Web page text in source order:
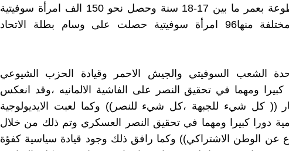
300 إمرأة متطوعة بعمر ما بين 17-18 سنة وحصل نحو 150 الف امرأة سوفيتية
على اوسمة مختلفة منها96 امرأة سوفيتية حصلت على وسام بطلة الاتحاد
الشعب السوفيتي والجيش الاحمر وقيادة الحزب الشيوعي
كبيرا ومهما في تحقيق النصر على الفاشية الالمانيه ،وقد انعكس
(( كل شيء للجبهة ،كل شيء للنصر)) وكما لعبت الايديولوجية
دورا كبيرا ومهما في تحقيق النصر العسكري وتم ذلك من خلال
عن الوطن الاشتراكي)) وكما رافق ذلك وجود قيادة سياسية كفؤة